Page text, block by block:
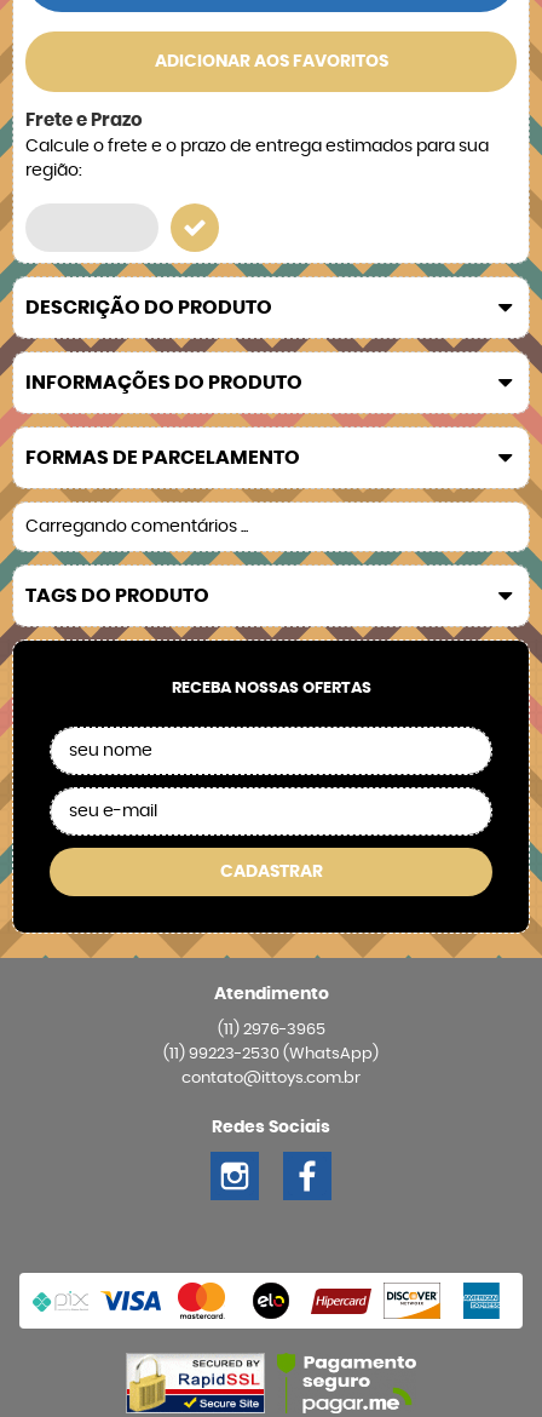
ADICIONAR AOS FAVORITOS
Frete e Prazo
Calcule o frete e o prazo de entrega estimados para sua
região:
DESCRIÇÃO DO PRODUTO
INFORMAÇÕES DO PRODUTO
FORMAS DE PARCELAMENTO
Carregando comentários ...
TAGS DO PRODUTO
RECEBA NOSSAS OFERTAS
CADASTRAR
Atendimento
(11)2976-3965
(11) 99223-2530 (WhatsApp)
contato@ittoys.com.br
Redes Sociais